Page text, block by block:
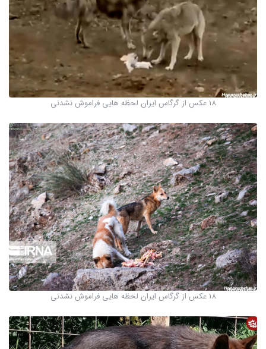
18 عکس از گرگاس ایران لحظه هایی فراموش نشدنی
18 عکس از گرگاس ایران لحظه هایی فراموش نشدنی